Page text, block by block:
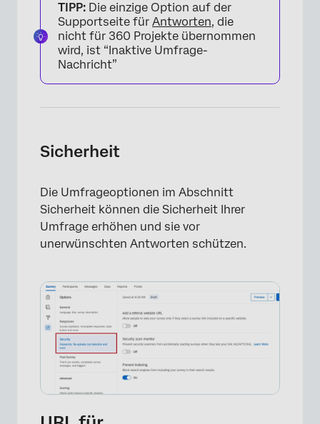
TIPP: Die einzige Option auf der
Supportseite für Antworten, die
nicht für 360 Projekte übernommen
wird, ist “Inaktive Umfrage-
Nachricht”
Sicherheit
Die Umfrageoptionen im Abschnitt
Sicherheit können die Sicherheit Ihrer
Umfrage erhöhen und sie vor
unerwünschten Antworten schützen.